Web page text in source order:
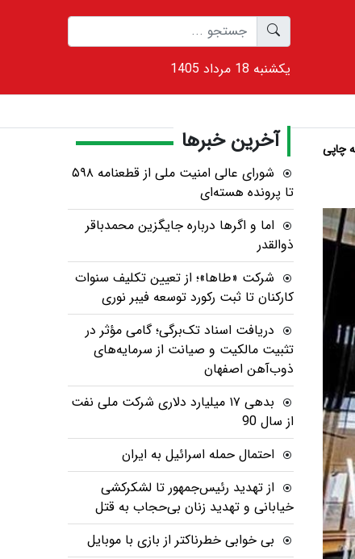
1405 يکشنبه 18 مرداد
چاپی آخرین خبرها
شورای عالی امنیت ملی از قطعنامه ۵۹۸
تا پرونده هسته‌ای
اما و اگرها درباره جایگزین محمدباقر
ذوالقدر
شرکت «طاها»؛ از تعیین تکلیف سنوات
کارکنان تا ثبت رکورد توسعه فیبر نوری
دریافت اسناد تک‌برگی؛ گامی مؤثر در
تثبیت مالکیت و صیانت از سرمایه‌های
ذوب‌آهن اصفهان
بدهی ١٧ میلیارد دلاری شرکت ملی نفت
از سال 90
احتمال حمله اسرائیل به ایران
از تهدید رئیس‌جمهور تا لشکرکشی
خیابانی و تهدید زنان بی‌حجاب به قتل
بی خوابی خطرناکتر از بازی با موبایل